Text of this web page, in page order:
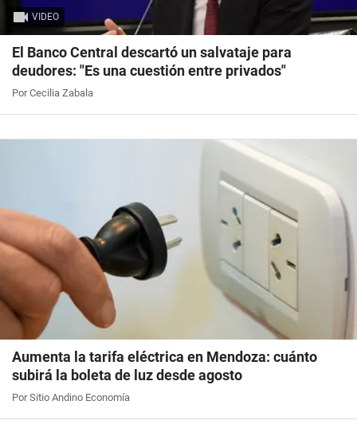
VIDEO
El Banco Central descartó un salvataje para
deudores: "Es una cuestión entre privados"
Por Cecilia Zabala
Aumenta la tarifa eléctrica en Mendoza: cuánto
subirá la boleta de luz desde agosto
Por Sitio Andino Economía